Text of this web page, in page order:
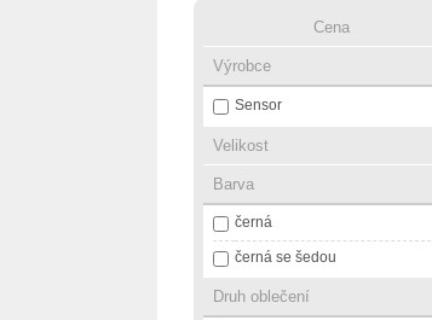
Cena
Výrobce
Sensor
Velikost
Barva
černá
černá se šedou
Druh oblečení